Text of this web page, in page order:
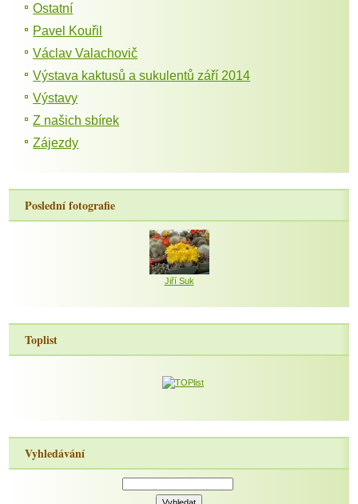
Ostatní
Pavel Kouřil
Václav Valachovič
Výstava kaktusů a sukulentů září 2014
Výstavy
Z našich sbírek
Zájezdy
Poslední fotografie
Jiří Suk
Toplist
Vyhledávání